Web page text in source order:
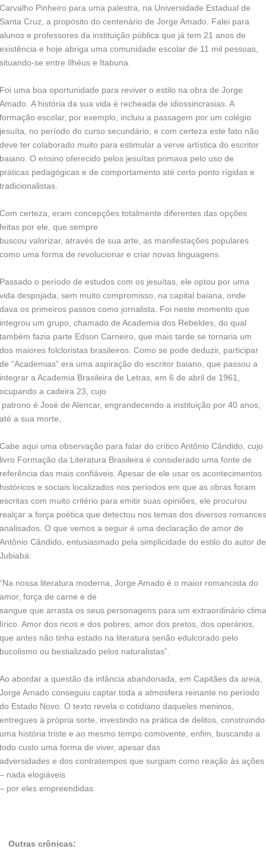
Carvalho Pinheiro para uma palestra, na Universidade Estadual de
Santa Cruz, a propósito do centenário de Jorge Amado. Falei para
alunos e professores da instituição pública que já tem 21 anos de
existência e hoje abriga uma comunidade escolar de 11 mil pessoas,
situando-se entre Ilhéus e Itabuna.
Foi uma boa oportunidade para reviver o estilo na obra de Jorge
Amado. A história da sua vida é recheada de idiossincrasias. A
formação escolar, por exemplo, incluiu a passagem por um colégio
jesuíta, no período do curso secundário, e com certeza este fato não
deve ter colaborado muito para estimular a verve artística do escritor
baiano. O ensino oferecido pelos jesuítas primava pelo uso de
práticas pedagógicas e de comportamento até certo ponto rígidas e
tradicionalistas.
Com certeza, eram concepções totalmente diferentes das opções
feitas por ele, que sempre
buscou valorizar, através de sua arte, as manifestações populares
como uma forma de revolucionar e criar novas linguagens.
Passado o período de estudos com os jesuítas, ele optou por uma
vida despojada, sem muito compromisso, na capital baiana, onde
dava os primeiros passos como jornalista. Foi neste momento que
integrou um grupo, chamado de Academia dos Rebeldes, do qual
também fazia parte Edson Carneiro, que mais tarde se tornaria um
dos maiores folcloristas brasileiros. Como se pode deduzir, participar
de “Academias” era uma aspiração do escritor baiano, que passou a
integrar a Academia Brasileira de Letras, em 6 de abril de 1961,
ocupando a cadeira 23, cujo
patrono é José de Alencar, engrandecendo a instituição por 40 anos,
até a sua morte,
Cabe aqui uma observação para falar do crítico Antônio Cândido, cujo
livro Formação da Literatura Brasileira é considerado uma fonte de
referência das mais confiáveis. Apesar de ele usar os acontecimentos
históricos e sociais localizados nos períodos em que as obras foram
escritas com muito critério para emitir suas opiniões, ele procurou
realçar a força poética que detectou nos temas dos diversos romances
analisados. O que vemos a seguir é uma declaração de amor de
Antônio Cândido, entusiasmado pela simplicidade do estilo do autor de
Jubiabá:
“Na nossa literatura moderna, Jorge Amado é o maior romancista do
amor, força de carne e de
sangue que arrasta os seus personagens para um extraordinário clima
lírico. Amor dos ricos e dos pobres; amor dos pretos, dos operários,
que antes não tinha estado na literatura senão edulcorado pelo
bucolismo ou bestializado pelos naturalistas”.
Ao abordar a questão da infância abandonada, em Capitães da areia,
Jorge Amado conseguiu captar toda a atmosfera reinante no período
do Estado Novo. O texto revela o cotidiano daqueles meninos,
entregues à própria sorte, investindo na prática de delitos, construindo
uma história triste e ao mesmo tempo comovente, enfim, buscando a
todo custo uma forma de viver, apesar das
adversidades e dos contratempos que surgiam como reação às ações
– nada elogiáveis
– por eles empreendidas.
Outras crônicas: